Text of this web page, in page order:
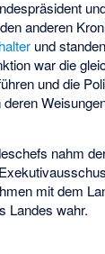
anderen
und
war die
und die
nahm
mit dem
Landes wahr.